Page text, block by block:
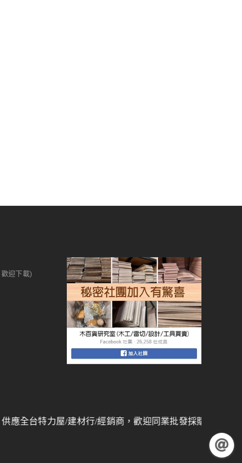
迎下載)
力屋/建材行/經銷商，歡迎同業批發採購，量大另有折扣